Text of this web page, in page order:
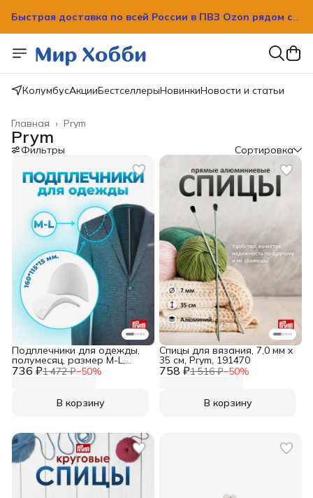
Быстрая доставка по всей России в ПВЗ Ozon рядом с
КолумбусАкцииБестселлерыНовинкиНовости и статьи
Prym
Главная ›
Prym
Фильтры Сортировка
736 ₽1 472 ₽−50%
Подплечники для одежды,
полумесяц, размер M-L,
белый, 1 пара, Prym, 993865
В корзину
758 ₽1 516 ₽−50%
Спицы для вязания, 7,0 мм x
35 см, Prym, 191470
В корзину